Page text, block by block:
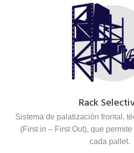
Rack
Sistema de palatización frontal,
(First in – First Out), que
cada pallet.